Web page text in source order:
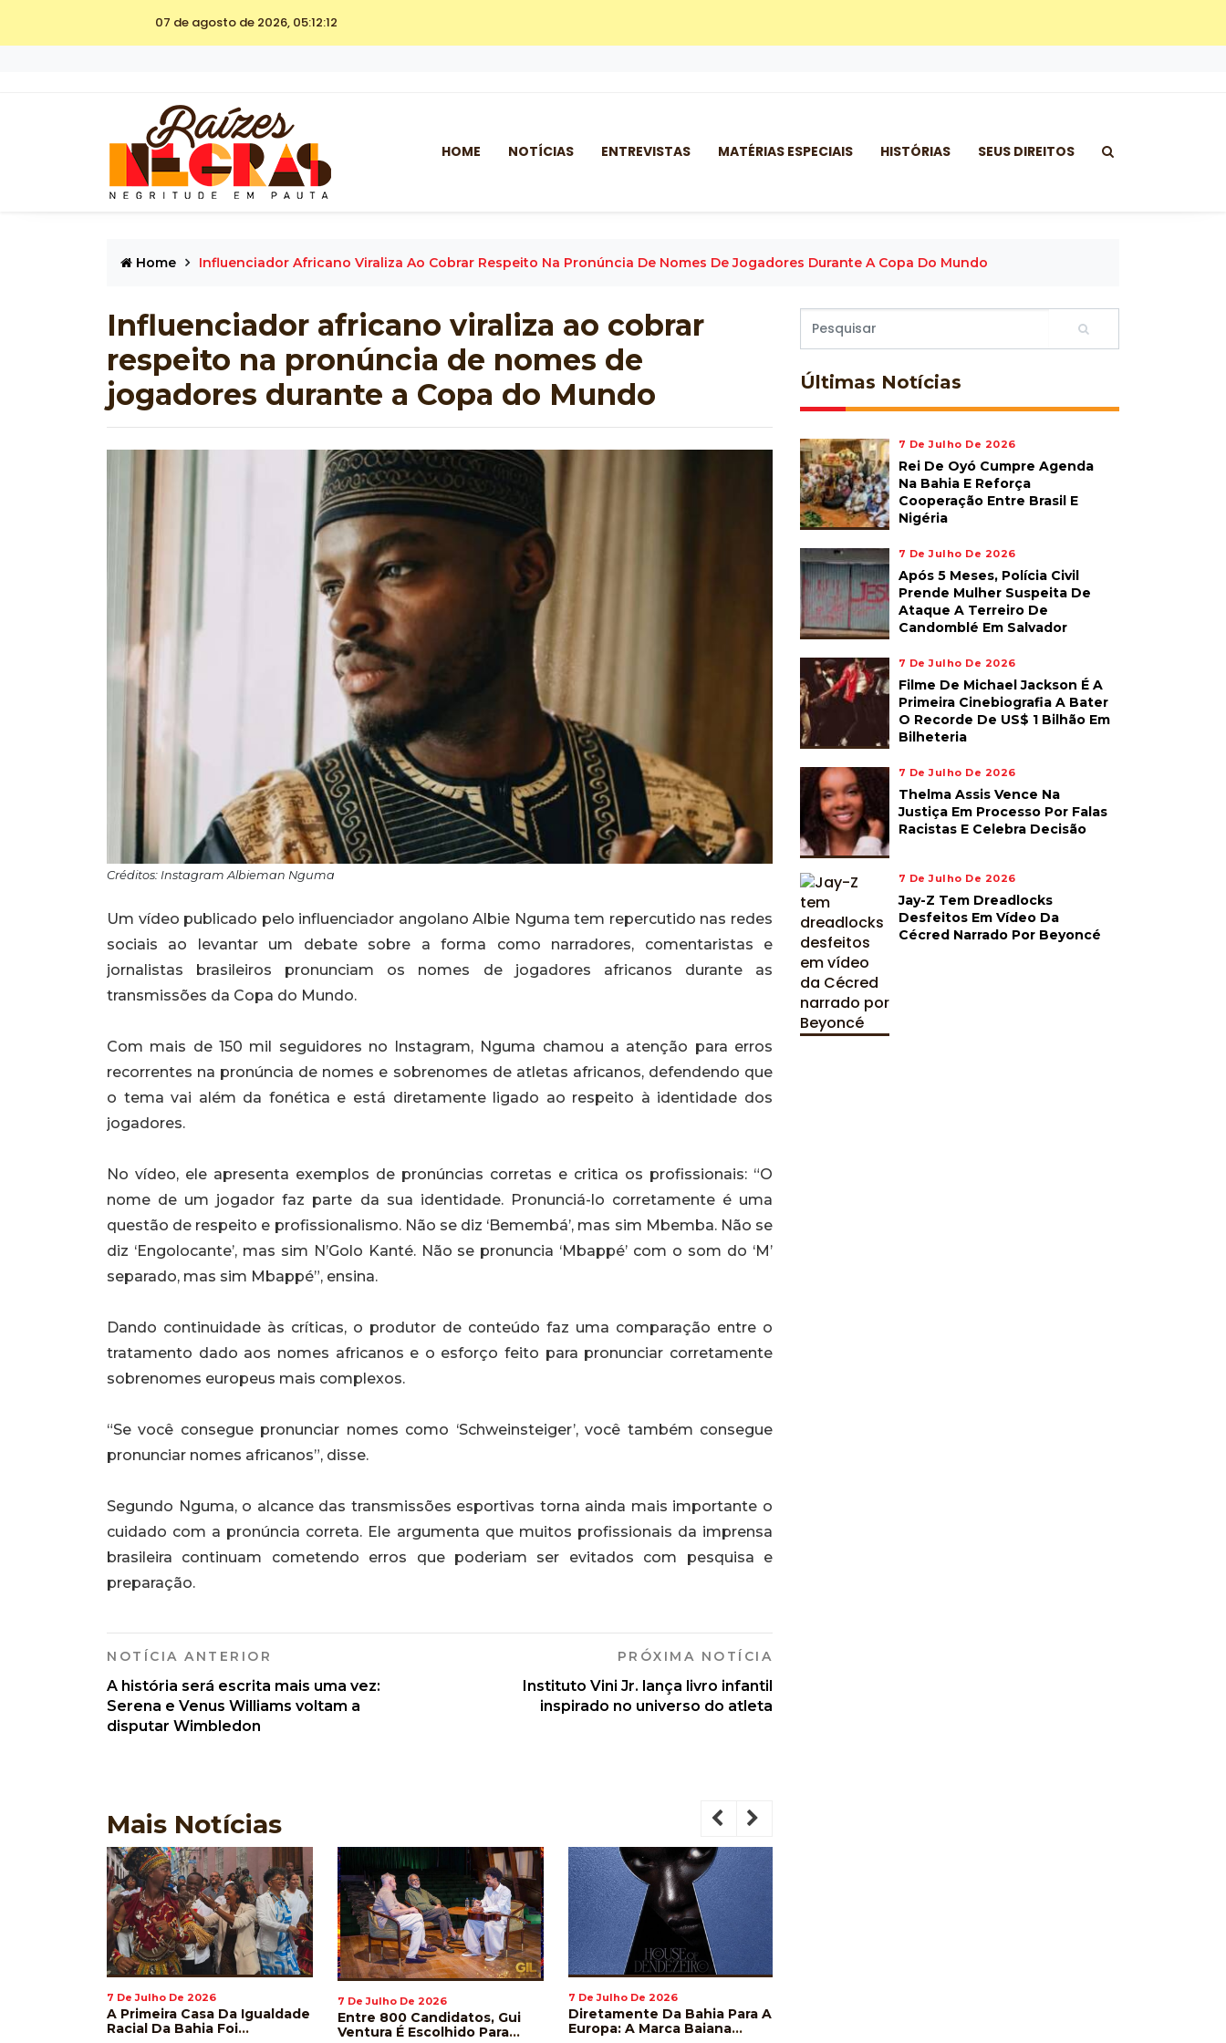
07 de agosto de 2026, 05:12:12
HOME NOTÍCIAS ENTREVISTAS MATÉRIAS ESPECIAIS HISTÓRIAS SEUS DIREITOS
Home Influenciador Africano Viraliza Ao Cobrar Respeito Na Pronúncia De Nomes De Jogadores Durante A Copa Do Mundo
Influenciador africano viraliza ao cobrar
respeito na pronúncia de nomes de
jogadores durante a Copa do Mundo
Créditos: Instagram Albieman Nguma
Um vídeo publicado pelo influenciador angolano Albie Nguma tem repercutido nas redes
sociais ao levantar um debate sobre a forma como narradores, comentaristas e
jornalistas brasileiros pronunciam os nomes de jogadores africanos durante as
transmissões da Copa do Mundo.
Com mais de 150 mil seguidores no Instagram, Nguma chamou a atenção para erros
recorrentes na pronúncia de nomes e sobrenomes de atletas africanos, defendendo que
o tema vai além da fonética e está diretamente ligado ao respeito à identidade dos
jogadores.
No vídeo, ele apresenta exemplos de pronúncias corretas e critica os profissionais: “O
nome de um jogador faz parte da sua identidade. Pronunciá-lo corretamente é uma
questão de respeito e profissionalismo. Não se diz ‘Bemembá’, mas sim Mbemba. Não se
diz ‘Engolocante’, mas sim N’Golo Kanté. Não se pronuncia ‘Mbappé’ com o som do ‘M’
separado, mas sim Mbappé”, ensina.
Dando continuidade às críticas, o produtor de conteúdo faz uma comparação entre o
tratamento dado aos nomes africanos e o esforço feito para pronunciar corretamente
sobrenomes europeus mais complexos.
“Se você consegue pronunciar nomes como ‘Schweinsteiger’, você também consegue
pronunciar nomes africanos”, disse.
Segundo Nguma, o alcance das transmissões esportivas torna ainda mais importante o
cuidado com a pronúncia correta. Ele argumenta que muitos profissionais da imprensa
brasileira continuam cometendo erros que poderiam ser evitados com pesquisa e
preparação.
NOTÍCIA ANTERIOR
A história será escrita mais uma vez:
Serena e Venus Williams voltam a
disputar Wimbledon
PRÓXIMA NOTÍCIA
Instituto Vini Jr. lança livro infantil
inspirado no universo do atleta
Mais Notícias
7 De Julho De 2026
A Primeira Casa Da Igualdade
Racial Da Bahia Foi
7 De Julho De 2026
Entre 800 Candidatos, Gui
Ventura É Escolhido Para
7 De Julho De 2026
Diretamente Da Bahia Para A
Europa: A Marca Baiana
Últimas Notícias
7 De Julho De 2026
Rei De Oyó Cumpre Agenda
Na Bahia E Reforça
Cooperação Entre Brasil E
Nigéria
7 De Julho De 2026
Após 5 Meses, Polícia Civil
Prende Mulher Suspeita De
Ataque A Terreiro De
Candomblé Em Salvador
7 De Julho De 2026
Filme De Michael Jackson É A
Primeira Cinebiografia A Bater
O Recorde De US$ 1 Bilhão Em
Bilheteria
7 De Julho De 2026
Thelma Assis Vence Na
Justiça Em Processo Por Falas
Racistas E Celebra Decisão
7 De Julho De 2026
Jay-Z Tem Dreadlocks
Desfeitos Em Vídeo Da
Cécred Narrado Por Beyoncé